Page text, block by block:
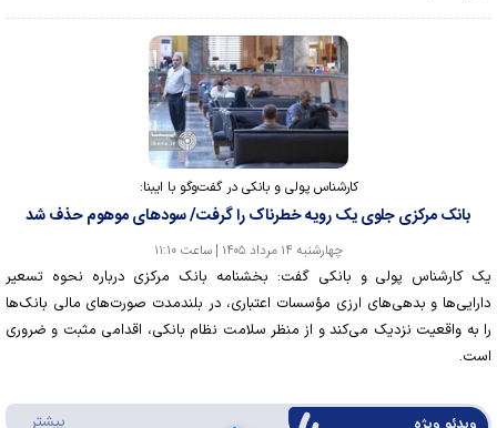
کارشناس پولی و بانکی در گفت‌و‌گو با ایبنا:
بانک مرکزی جلوی یک رویه خطرناک را گرفت/ سود‌های موهوم حذف شد
چهارشنبه ۱۴ مرداد ۱۴۰۵ | ساعت ۱۱:۱۰
یک کارشناس پولی و بانکی گفت: بخشنامه بانک مرکزی درباره نحوه تسعیر
دارایی‌ها و بدهی‌های ارزی مؤسسات اعتباری، در بلندمدت صورت‌های مالی بانک‌ها
را به واقعیت نزدیک می‌کند و از منظر سلامت نظام بانکی، اقدامی مثبت و ضروری
است.
بیشتر